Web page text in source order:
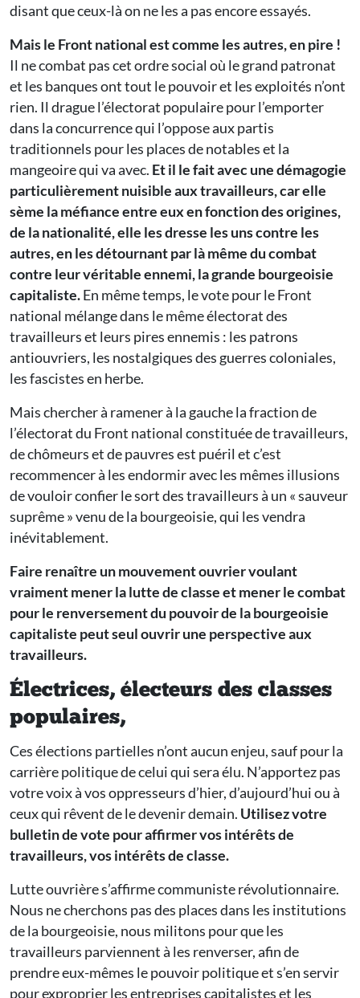
disant que ceux-là on ne les a pas encore essayés.
Mais le Front national est comme les autres, en pire !
Il ne combat pas cet ordre social où le grand patronat
et les banques ont tout le pouvoir et les exploités n’ont
rien. Il drague l’électorat populaire pour l’emporter
dans la concurrence qui l’oppose aux partis
traditionnels pour les places de notables et la
mangeoire qui va avec. Et il le fait avec une démagogie
particulièrement nuisible aux travailleurs, car elle
sème la méfiance entre eux en fonction des origines,
de la nationalité, elle les dresse les uns contre les
autres, en les détournant par là même du combat
contre leur véritable ennemi, la grande bourgeoisie
capitaliste.En même temps, le vote pour le Front
national mélange dans le même électorat des
travailleurs et leurs pires ennemis : les patrons
antiouvriers, les nostalgiques des guerres coloniales,
les fascistes en herbe.
Mais chercher à ramener à la gauche la fraction de
l’électorat du Front national constituée de travailleurs,
de chômeurs et de pauvres est puéril et c’est
recommencer à les endormir avec les mêmes illusions
de vouloir confier le sort des travailleurs à un « sauveur
suprême » venu de la bourgeoisie, qui les vendra
inévitablement.
Faire renaître un mouvement ouvrier voulant
vraiment mener la lutte de classe et mener le combat
pour le renversement du pouvoir de la bourgeoisie
capitaliste peut seul ouvrir une perspective aux
travailleurs.
Électrices, électeurs des classes
populaires,
Ces élections partielles n’ont aucun enjeu, sauf pour la
carrière politique de celui qui sera élu. N’apportez pas
votre voix à vos oppresseurs d’hier, d’aujourd’hui ou à
ceux qui rêvent de le devenir demain. Utilisez votre
bulletin de vote pour affirmer vos intérêts de
travailleurs, vos intérêts de classe.
Lutte ouvrière s’affirme communiste révolutionnaire.
Nous ne cherchons pas des places dans les institutions
de la bourgeoisie, nous militons pour que les
travailleurs parviennent à les renverser, afin de
prendre eux-mêmes le pouvoir politique et s’en servir
pour exproprier les entreprises capitalistes et les